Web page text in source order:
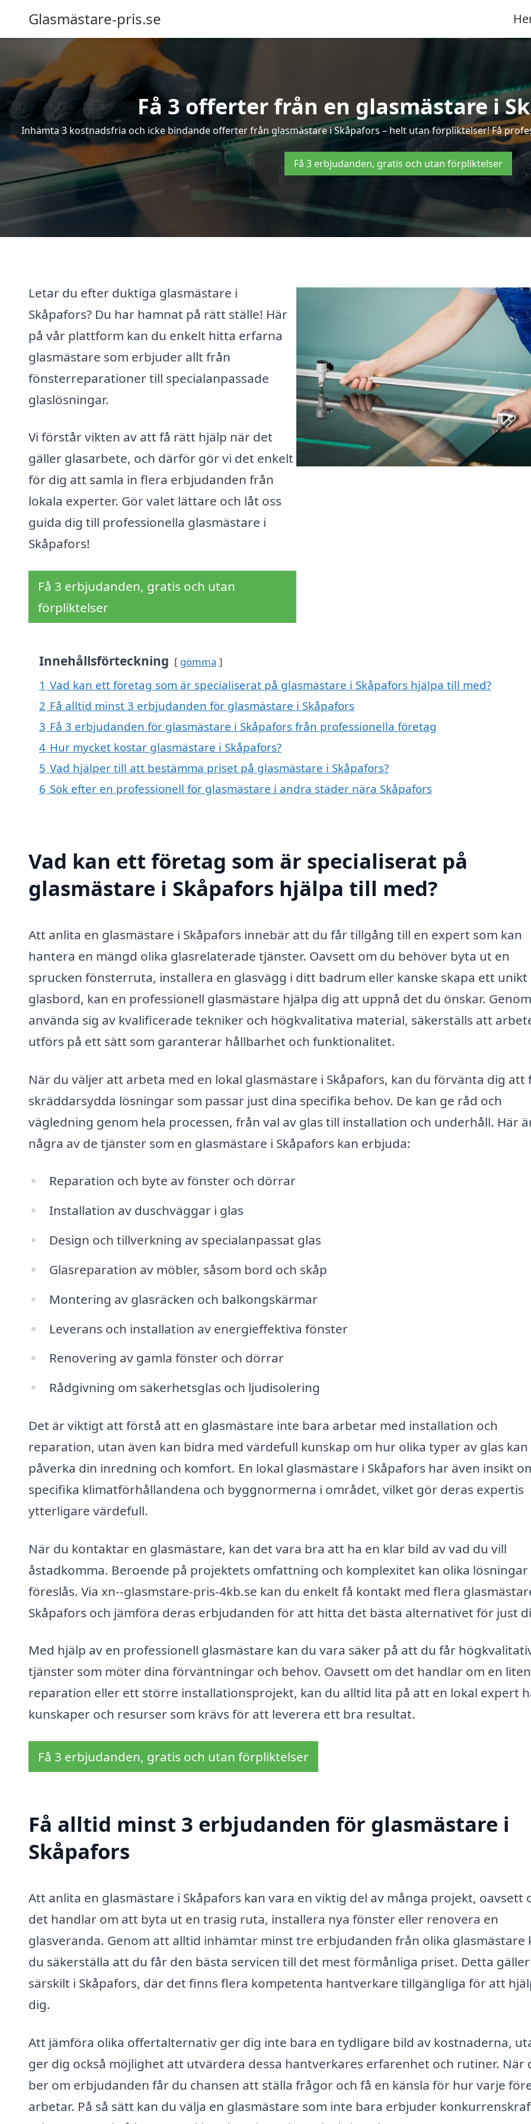
Glasmästare-pris.se
Få 3 offerter från en glasmästare i
Inhämta 3 kostnadsfria och icke bindande offerter från glasmästare i Skåpafors – helt utan förpliktelser! Få
Få 3 erbjudanden, gratis och utan förpliktelser
Letar du efter duktiga glasmästare i
Skåpafors? Du har hamnat på rätt ställe! Här
på vår plattform kan du enkelt hitta erfarna
glasmästare som erbjuder allt från
fönsterreparationer till specialanpassade
glaslösningar.
Vi förstår vikten av att få rätt hjälp när det
gäller glasarbete, och därför gör vi det enkelt
för dig att samla in flera erbjudanden från
lokala experter. Gör valet lättare och låt oss
guida dig till professionella glasmästare i
Skåpafors!
Få 3 erbjudanden, gratis och utan
förpliktelser
Innehållsförteckning gömma
1 Vad kan ett företag som är specialiserat på glasmästare i Skåpafors hjälpa till med?
2 Få alltid minst 3 erbjudanden för glasmästare i Skåpafors
3 Få 3 erbjudanden för glasmästare i Skåpafors från professionella företag
4 Hur mycket kostar glasmästare i Skåpafors?
5 Vad hjälper till att bestämma priset på glasmästare i Skåpafors?
6 Sök efter en professionell för glasmästare i andra städer nära Skåpafors
Vad kan ett företag som är specialiserat på
glasmästare i Skåpafors hjälpa till med?
Att anlita en glasmästare i Skåpafors innebär att du får tillgång till en expert som kan
hantera en mängd olika glasrelaterade tjänster. Oavsett om du behöver byta ut en
sprucken fönsterruta, installera en glasvägg i ditt badrum eller kanske skapa ett unikt
glasbord, kan en professionell glasmästare hjälpa dig att uppnå det du önskar.
använda sig av kvalificerade tekniker och högkvalitativa material, säkerställs att
utförs på ett sätt som garanterar hållbarhet och funktionalitet.
När du väljer att arbeta med en lokal glasmästare i Skåpafors, kan du förvänta dig att
skräddarsydda lösningar som passar just dina specifika behov. De kan ge råd och
vägledning genom hela processen, från val av glas till installation och underhåll. Här
några av de tjänster som en glasmästare i Skåpafors kan erbjuda:
Reparation och byte av fönster och dörrar
Installation av duschväggar i glas
Design och tillverkning av specialanpassat glas
Glasreparation av möbler, såsom bord och skåp
Montering av glasräcken och balkongskärmar
Leverans och installation av energieffektiva fönster
Renovering av gamla fönster och dörrar
Rådgivning om säkerhetsglas och ljudisolering
Det är viktigt att förstå att en glasmästare inte bara arbetar med installation och
reparation, utan även kan bidra med värdefull kunskap om hur olika typer av glas kan
påverka din inredning och komfort. En lokal glasmästare i Skåpafors har även insikt
specifika klimatförhållandena och byggnormerna i området, vilket gör deras expertis
ytterligare värdefull.
När du kontaktar en glasmästare, kan det vara bra att ha en klar bild av vad du vill
åstadkomma. Beroende på projektets omfattning och komplexitet kan olika lösningar
föreslås. Via xn--glasmstare-pris-4kb.se kan du enkelt få kontakt med flera
Skåpafors och jämföra deras erbjudanden för att hitta det bästa alternativet för just
Med hjälp av en professionell glasmästare kan du vara säker på att du får
tjänster som möter dina förväntningar och behov. Oavsett om det handlar om en liten
reparation eller ett större installationsprojekt, kan du alltid lita på att en lokal expert
kunskaper och resurser som krävs för att leverera ett bra resultat.
Få 3 erbjudanden, gratis och utan förpliktelser
Få alltid minst 3 erbjudanden för glasmästare i
Skåpafors
Att anlita en glasmästare i Skåpafors kan vara en viktig del av många projekt, oavsett
det handlar om att byta ut en trasig ruta, installera nya fönster eller renovera en
glasveranda. Genom att alltid inhämtar minst tre erbjudanden från olika glasmästare
du säkerställa att du får den bästa servicen till det mest förmånliga priset. Detta gäller
särskilt i Skåpafors, där det finns flera kompetenta hantverkare tillgängliga för att
dig.
Att jämföra olika offertalternativ ger dig inte bara en tydligare bild av kostnaderna,
ger dig också möjlighet att utvärdera dessa hantverkares erfarenhet och rutiner. När
ber om erbjudanden får du chansen att ställa frågor och få en känsla för hur varje
arbetar. På så sätt kan du välja en glasmästare som inte bara erbjuder